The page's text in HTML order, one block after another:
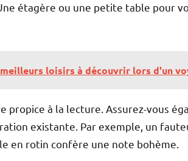
étagère ou une petite table pour
loisirs à découvrir lors d'un
propice à la lecture. Assurez-vous
existante. Par exemple, un
en rotin confère une note bohème.